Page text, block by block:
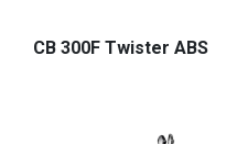
CB 300F Twister ABS